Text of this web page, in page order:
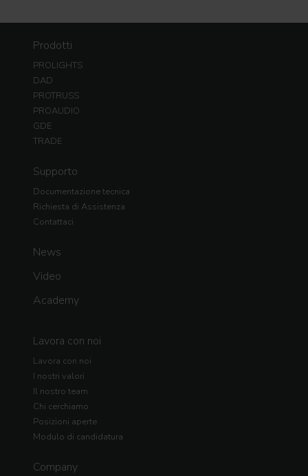
Prodotti
PROLIGHTS
DAD
PROTRUSS
PROAUDIO
GDE
TRADE
Supporto
Documentazione tecnica
Richiesta di Assistenza
Contattaci
News
Video
Academy
Lavora con noi
Lavora con noi
I nostri valori
Il nostro team
Chi cerchiamo
Posizioni aperte
Modulo di candidatura
Company